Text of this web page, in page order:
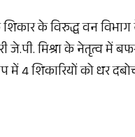
शिकार के विरुद्ध वन
जे.पी. मिश्रा के नेतृत्व में
शिकारियों को धर